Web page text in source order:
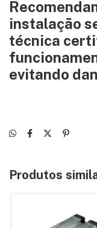
instalação
técnica
evitando
Produtos